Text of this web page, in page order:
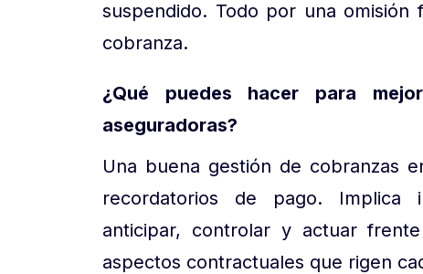
suspendido. Todo por una
cobranza.
¿Qué puedes hacer para
aseguradoras?
Una buena gestión de cobranzas
recordatorios de pago. Implica
anticipar, controlar y actuar
aspectos contractuales que rigen